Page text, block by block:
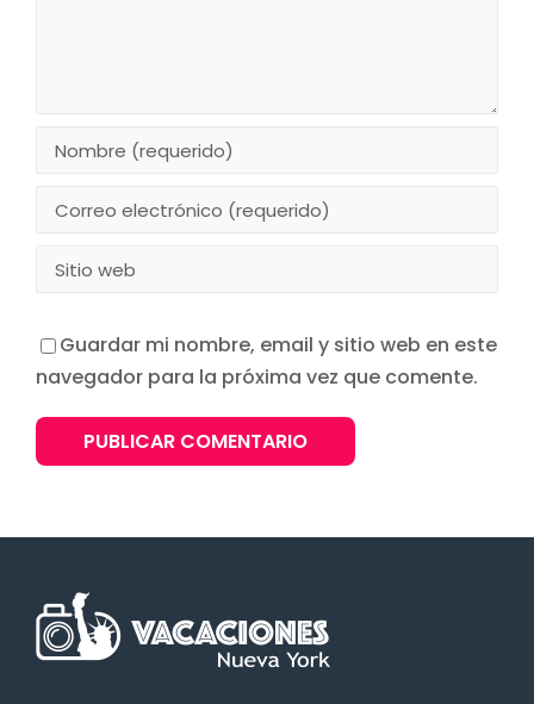
Guardar mi nombre, email y sitio web en este
navegador para la próxima vez que comente.